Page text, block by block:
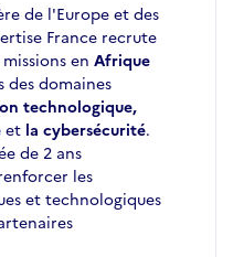
de l'Europe et des
France recrute
en Afrique
des domaines
technologique,
et la cybersécurité.
de 2 ans
les
et technologiques